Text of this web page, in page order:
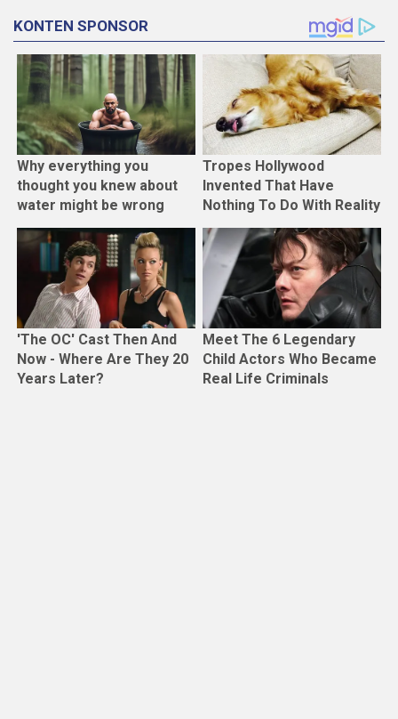
KONTEN SPONSOR
Why everything you
thought you knew about
water might be wrong
Tropes Hollywood
Invented That Have
Nothing To Do With Reality
'The OC' Cast Then And
Now - Where Are They 20
Years Later?
Meet The 6 Legendary
Child Actors Who Became
Real Life Criminals